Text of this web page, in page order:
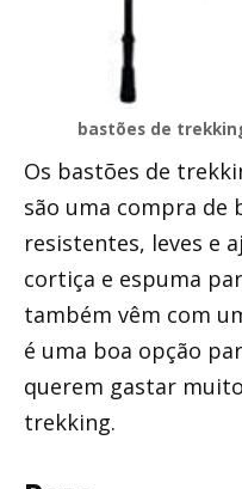
bastões de
Os bastões de
são uma compra de
resistentes, leves e
cortiça e espuma
também vêm com
é uma boa opção
querem gastar
trekking.